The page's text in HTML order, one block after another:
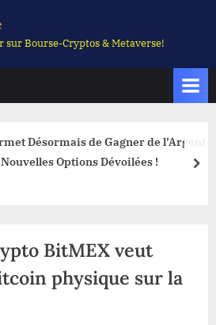
Bourse-Cryptos & Metaverse!
Désormais de Gagner de l’Argent
Options Dévoilées !
BitMEX veut
physique sur la